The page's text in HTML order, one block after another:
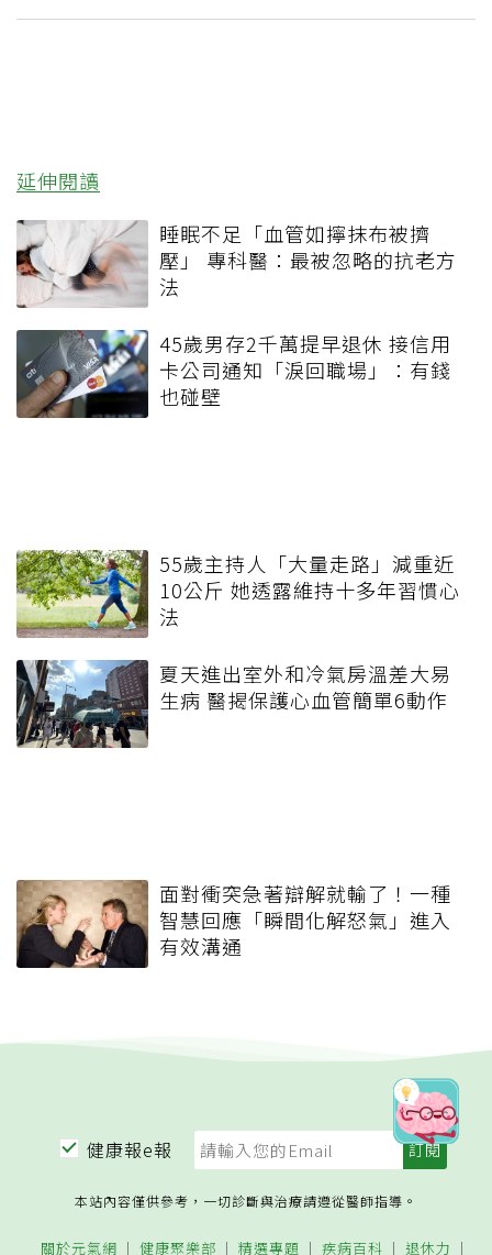
延伸閱讀
睡眠不足「血管如擰抹布被擠
壓」 專科醫：最被忽略的抗老方
法
45歲男存2千萬提早退休 接信用
卡公司通知「淚回職場」：有錢
也碰壁
55歲主持人「大量走路」減重近
10公斤 她透露維持十多年習慣心
法
夏天進出室外和冷氣房溫差大易
生病 醫揭保護心血管簡單6動作
面對衝突急著辯解就輸了！一種
智慧回應「瞬間化解怒氣」進入
有效溝通
健康報e報
本站內容僅供參考，一切診斷與治療請遵從醫師指導。
關於元氣網 健康聚樂部 精選專題 疾病百科 退休力